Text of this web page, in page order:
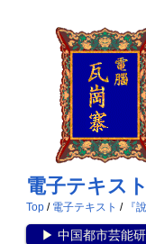
電子テキス
Top / 電子テキスト / 『
▶ 中国都市芸能